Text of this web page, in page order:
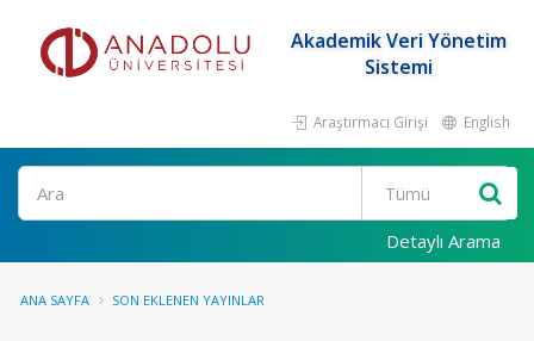
Akademik Veri Yönetim
Sistemi
Araştırmacı Girişi English
Ara
Detaylı Arama
ANA SAYFA SON EKLENEN YAYINLAR